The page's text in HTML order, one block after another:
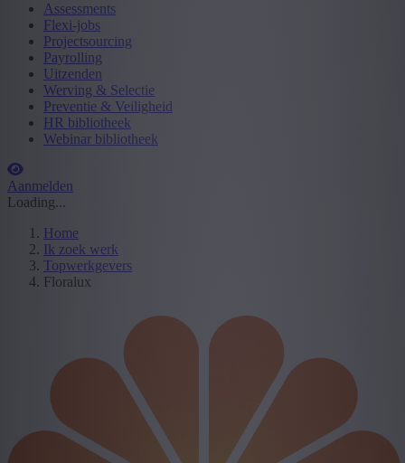
Assessments
Flexi-jobs
Projectsourcing
Payrolling
Uitzenden
Werving & Selectie
Preventie & Veiligheid
HR bibliotheek
Webinar bibliotheek
Aanmelden
Loading...
Home
Ik zoek werk
Topwerkgevers
Floralux